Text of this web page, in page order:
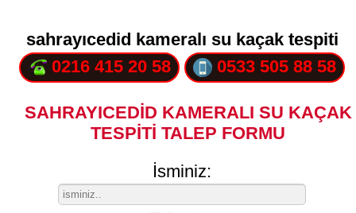
sahrayıcedid kameralı su kaçak tespiti
0216 415 20 58
0533 505 88 58
SAHRAYICEDİD KAMERALI SU KAÇAK
TESPİTİ TALEP FORMU
İsminiz: